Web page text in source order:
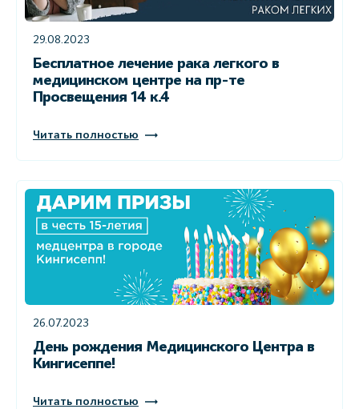
29.08.2023
Бесплатное лечение рака легкого в
медицинском центре на пр-те
Просвещения 14 к.4
Читать полностью
26.07.2023
День рождения Медицинского Центра в
Кингисеппе!
Читать полностью